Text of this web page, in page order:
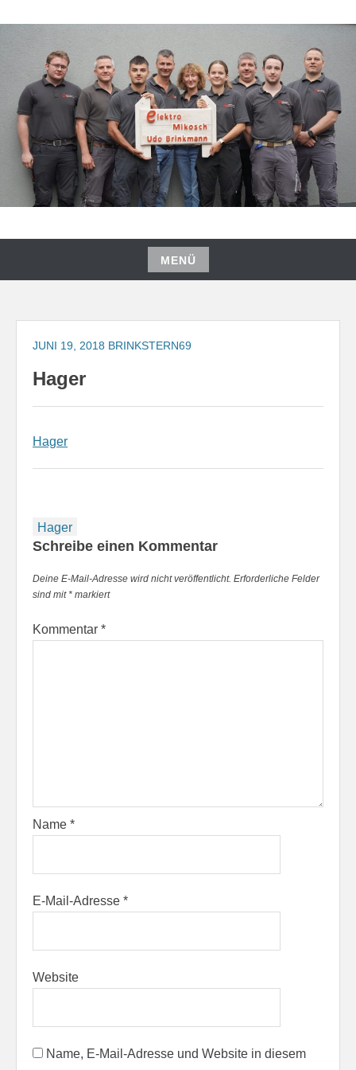
Inhalt
springen
MENÜ
Zum
springen
JUNI 19, 2018 BRINKSTERN69
Hager
Hager
Beitragsnavigation
Hager
Schreibe einen Kommentar
Deine E-Mail-Adresse wird nicht veröffentlicht. Erforderliche Felder
sind mit* markiert
Kommentar *
Name *
E-Mail-Adresse *
Website
Name, E-Mail-Adresse und Website in diesem